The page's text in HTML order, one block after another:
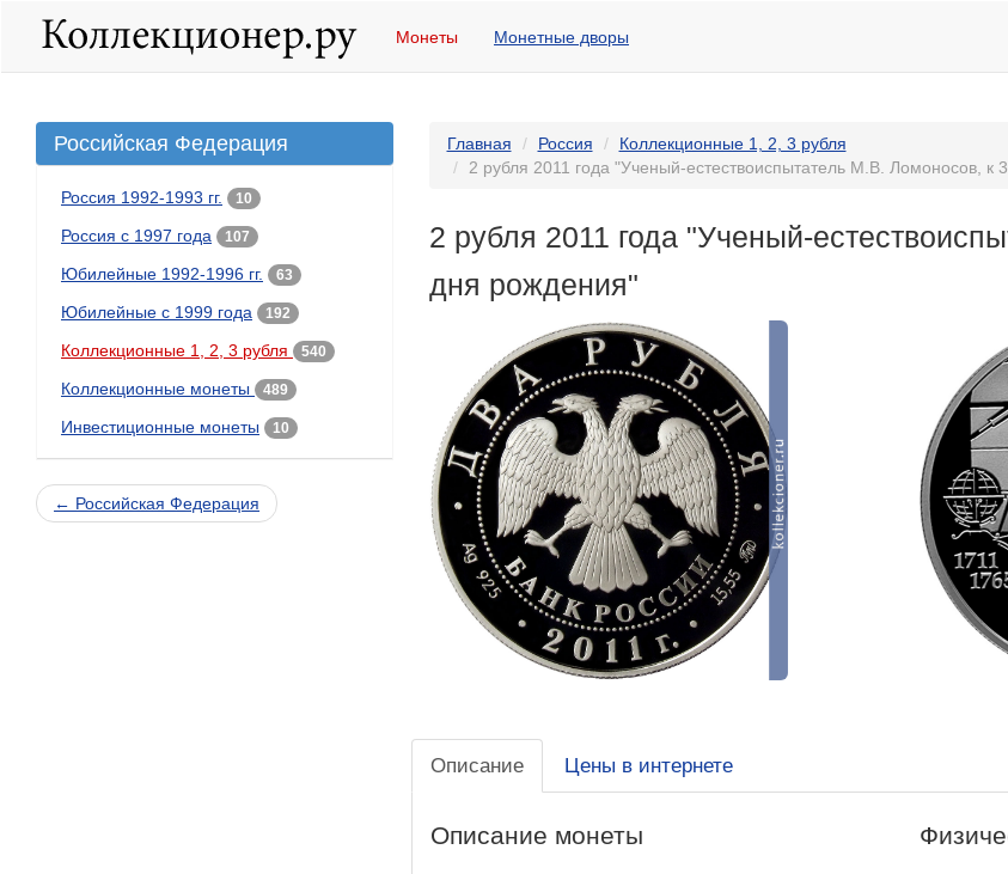
Монеты Монетные дворы
Российская Федерация
Россия 1992-1993 гг. 10
Россия с 1997 года 107
Юбилейные 1992-1996 гг. 63
Юбилейные с 1999 года 192
Коллекционные 1, 2, 3 рубля 540
Коллекционные монеты 489
Инвестиционные монеты 10
← Российская Федерация
Главная Россия
Коллекционные 1, 2, 3 рубля
2 рубля 2011 года "Ученый-естествоиспытатель М.В. Ломоносов, к
2 рубля 2011 года "Ученый-
дня рождения"
Описание Цены в интернете
Описание монеты